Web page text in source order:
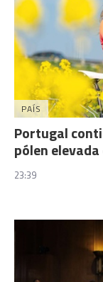
PAÍS
Portugal
pólen
23:39